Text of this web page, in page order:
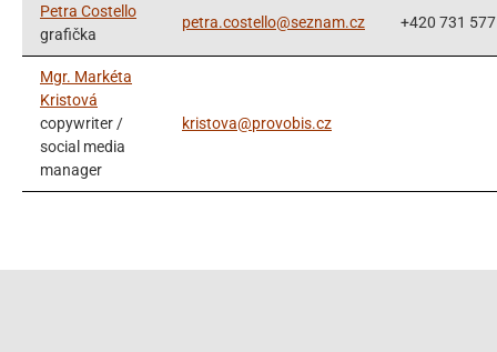
Petra Costello
grafička
petra.costello@seznam.cz +420 731
Mgr. Markéta
Kristová
copywriter /
social media
manager
kristova@provobis.cz